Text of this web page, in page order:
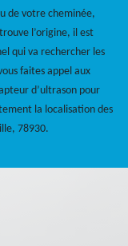
de votre cheminée,
l’origine, il est
qui va rechercher les
faites appel aux
d’ultrason pour
la localisation des
78930.